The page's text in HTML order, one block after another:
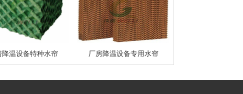
降温设备特种水帘 厂房降温设备专用水帘